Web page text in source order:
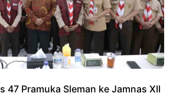
47 Pramuka Sleman ke Jamnas XII